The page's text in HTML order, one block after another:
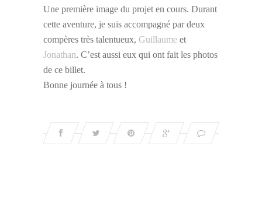
Une première image du projet en cours. Durant
cette aventure, je suis accompagné par deux
compères très talentueux, Guillaume et
Jonathan. C’est aussi eux qui ont fait les photos
de ce billet.
Bonne journée à tous !